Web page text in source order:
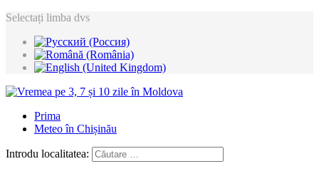
Selectați limba dvs
Prima
Meteo în Chișinău
Introdu localitatea: